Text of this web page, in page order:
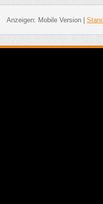
Anzeigen: Mobile Version|